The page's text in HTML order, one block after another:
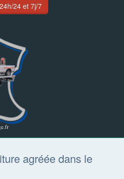
24 et 7j/7
agréée dans le